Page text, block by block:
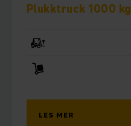
Plukktruck 1000 kg
LES MER